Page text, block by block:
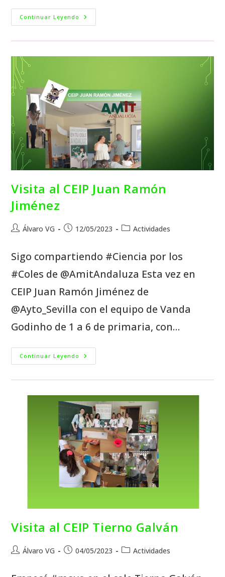
Continuar Leyendo
Visita al CEIP Juan Ramón
Jiménez
Álvaro VG 12/05/2023 Actividades
Sigo compartiendo #Ciencia por los
#Coles de @AmitAndaluza Esta vez en
CEIP Juan Ramón Jiménez de
@Ayto_Sevilla con el equipo de Vanda
Godinho de 1 a 6 de primaria, con…
Continuar Leyendo
Visita al CEIP Tierno Galván
Álvaro VG 04/05/2023 Actividades